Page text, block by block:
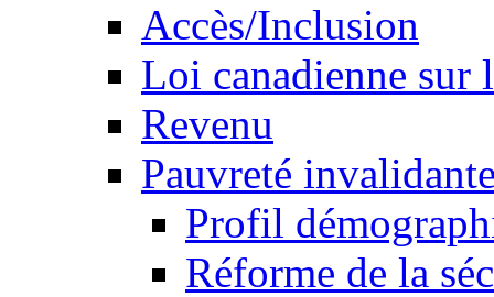
Accès/Inclusion
Loi canadienne sur
Revenu
Pauvreté
Profil
Réforme de la